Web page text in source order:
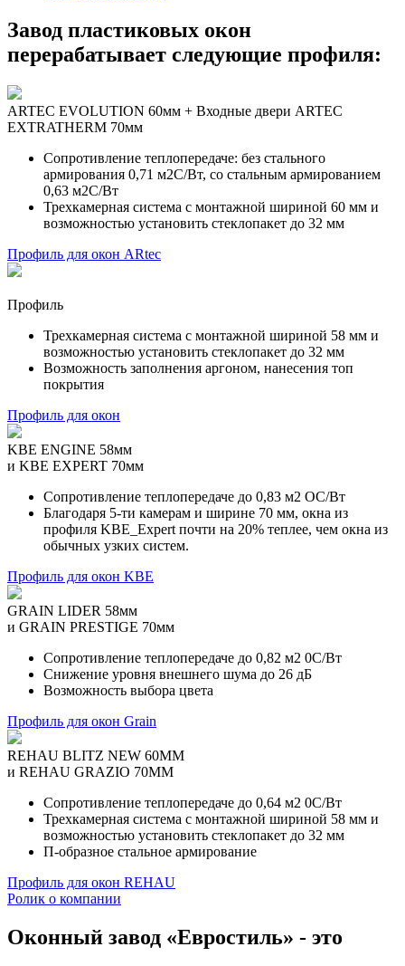
Завод пластиковых окон
перерабатывает следующие профиля:
ARTEC EVOLUTION 60мм + Входные двери ARTEC
EXTRATHERM 70мм
Сопротивление теплопередаче: без стального
армирования 0,71 м2С/Вт, со стальным армированием
0,63 м2С/Вт
Трехкамерная система с монтажной шириной 60 мм и
возможностью установить стеклопакет до 32 мм
Профиль для окон ARtec
Профиль
Трехкамерная система с монтажной шириной 58 мм и
возможностью установить стеклопакет до 32 мм
Возможность заполнения аргоном, нанесения топ
покрытия
Профиль для окон
KBE ENGINE 58мм
и KBE EXPERT 70мм
Сопротивление теплопередаче до 0,83 м2 OС/Вт
Благодаря 5-ти камерам и ширине 70 мм, окна из
профиля KBE_Expert почти на 20% теплее, чем окна из
обычных узких систем.
Профиль для окон KBE
GRAIN LIDER 58мм
и GRAIN PRESTIGE 70мм
Сопротивление теплопередаче до 0,82 м2 0С/Вт
Снижение уровня внешнего шума до 26 дБ
Возможность выбора цвета
Профиль для окон Grain
REHAU BLITZ NEW 60ММ
и REHAU GRAZIO 70ММ
Сопротивление теплопередаче до 0,64 м2 0С/Вт
Трехкамерная система с монтажной шириной 58 мм и
возможностью установить стеклопакет до 32 мм
П-образное стальное армирование
Профиль для окон REHAU
Ролик о компании
Оконный завод «Евростиль» - это